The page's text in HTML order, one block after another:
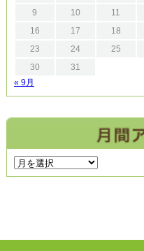
9
10 11
16
17 18
23
24 25
30
31
« 9月